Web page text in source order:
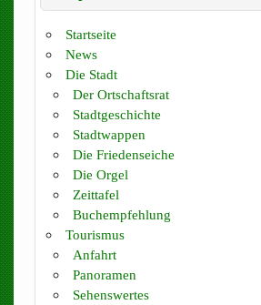
Startseite
News
Die Stadt
Der Ortschaftsrat
Stadtgeschichte
Stadtwappen
Die Friedenseiche
Die Orgel
Zeittafel
Buchempfehlung
Tourismus
Anfahrt
Panoramen
Sehenswertes